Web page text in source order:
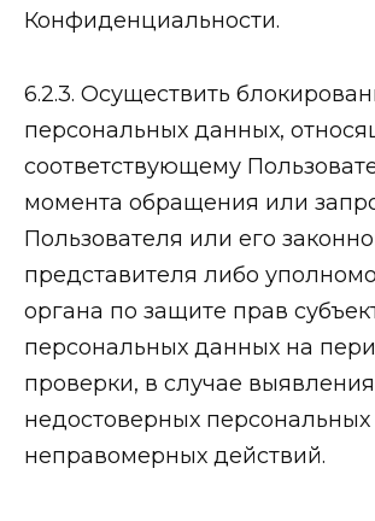
Конфиденциальности.
6.2.3. Осуществить
персональных данных,
соответствующему
момента обращения или
Пользователя или его
представителя либо
органа по защите прав
персональных данных на
проверки, в случае выявления
недостоверных
неправомерных действий.